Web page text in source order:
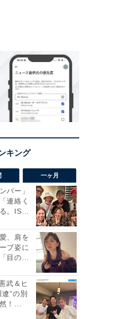
一ヶ月
バー」
連絡く
。IS
、肩を
ブ姿に
目の表
武＆ヒ
”の別
！...